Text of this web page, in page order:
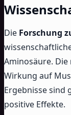
Die Forschung
Aminosäure.
Wirkung auf
Ergebnisse sind
positive Effekte.